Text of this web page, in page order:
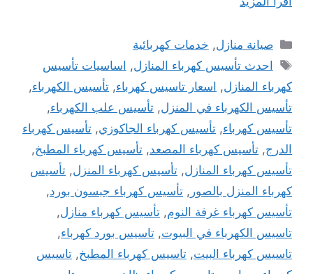
التصنيفات
صيانة منازل, خدمات كهربائية
الوسوم
احدث تأسيس كهرباء المنازل, اساسيات تأسيس
كهرباء المنازل, اسعار تاسيس كهرباء, تأسيس الكهرباء,
تأسيس الكهرباء في المنزل, تأسيس علب الكهرباء,
تأسيس كهرباء, تأسيس كهرباء الجاكوزي, تأسيس كهرباء
الدرج, تأسيس كهرباء المصعد, تأسيس كهرباء المطبخ,
تأسيس كهرباء المنازل, تأسيس كهرباء المنزل, تأسيس
كهرباء المنزل بالصور , تأسيس كهرباء جبسون بورد,
تأسيس كهرباء غرفة النوم, تأسيس كهرباء منازل,
تاسيس الكهرباء في البيوت, تاسيس بورد كهرباء,
تاسيس كهرباء البيت, تاسيس كهرباء المطبخ, تاسيس